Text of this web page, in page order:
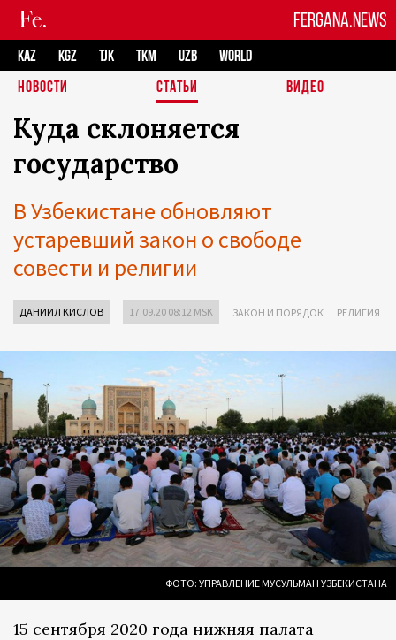
FERGANA.NEWS
KAZ KGZ TJK TKM UZB
WORLD
НОВОСТИ
СТАТЬИ ВИДЕО
Куда склоняется
государство
В Узбекистане обновляют
устаревший закон о свободе
совести и религии
ДАНИИЛ КИСЛОВ 17.09.20 08:12 MSK ЗАКОН И ПОРЯДОК РЕЛИГИЯ
ФОТО: УПРАВЛЕНИЕ МУСУЛЬМАН УЗБЕКИСТАНА
15 сентября 2020 года нижняя палата